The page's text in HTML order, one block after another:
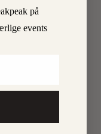
på
events